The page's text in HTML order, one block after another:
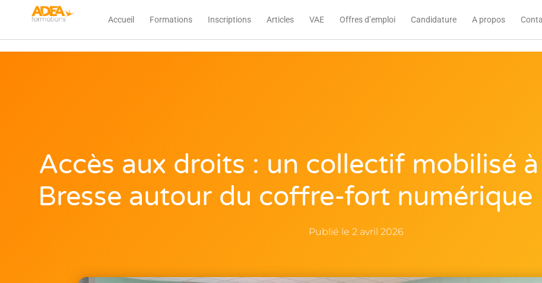
Accueil Formations Inscriptions Articles VAE Offres d’emploi Candidature A propos
Accès aux droits : un collectif mobilisé
Bresse autour du coffre-fort numérique
Publié le 2 avril 2026